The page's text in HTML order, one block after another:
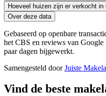
Hoeveel huizen zijn er verkocht in
Over deze data
Gebaseerd op openbare
het CBS en reviews van
paar dagen bijgewerkt.
Samengesteld doorJuiste
Vind de beste